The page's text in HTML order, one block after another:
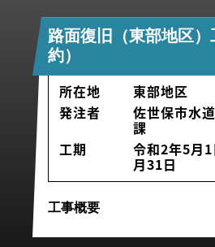
路面復旧（東部地区
約）
所在地
東部地区
発注者
佐世保市水
課
工期
令和2年5月
月31日
工事概要